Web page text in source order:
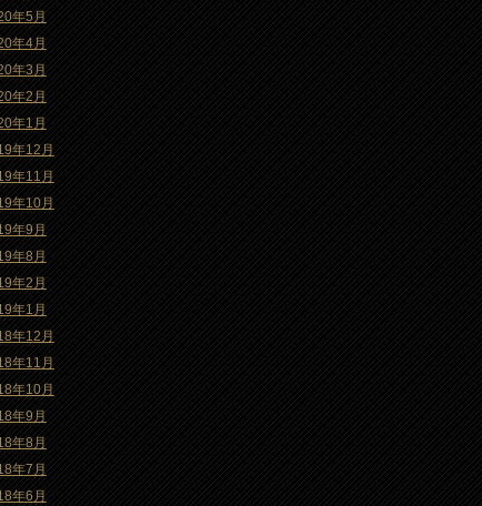
年5月
年4月
年3月
年2月
年1月
年12月
年11月
年10月
年9月
年8月
年2月
年1月
年12月
年11月
年10月
年9月
年8月
年7月
年6月